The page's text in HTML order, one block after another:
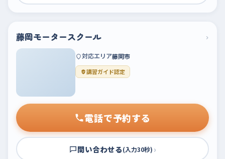
藤岡モータースクール ›
対応エリア藤岡市
講習ガイド認定
電話で予約する
問い合わせる(入力30秒) ›